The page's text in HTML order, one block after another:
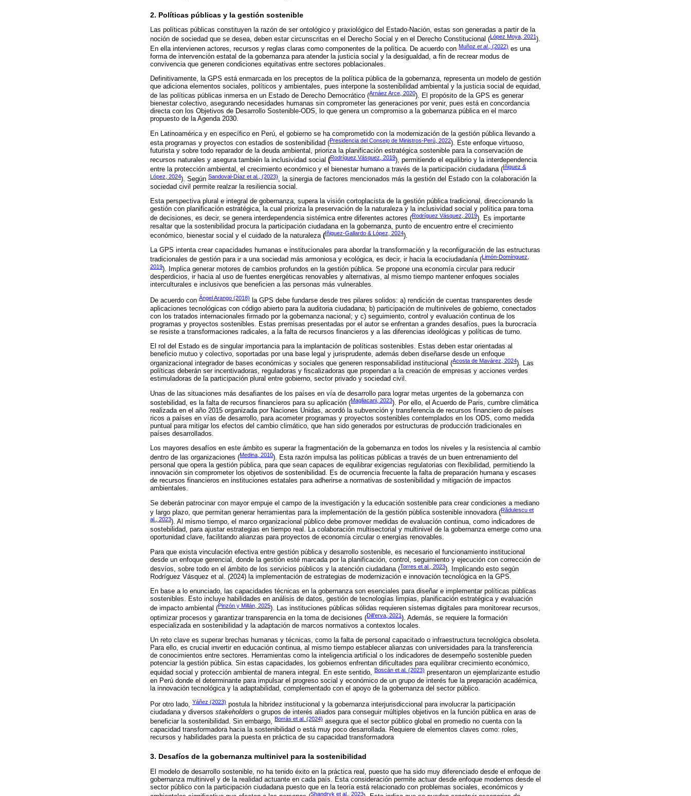
2. Políticas públicas y la gestión sostenible
Las políticas públicas constituyen la razón de ser ontológico y praxiológico del Estado-Nación, estas son generadas a partir de la
noción de sociedad que se desea, deben estar circunscritas en el Derecho Social y en el Derecho Constitucional (López Moya, 2021).
En ella intervienen actores, recursos y reglas claras como componentes de la política. De acuerdo con Muñoz et al., (2022) es una
forma de intervención estatal de la gobernanza para atender la justicia social y la desigualdad, a fin de recrear modus de
convivencia que generen condiciones equitativas entre sectores poblacionales.
Definitivamente, la GPS está enmarcada en los preceptos de la política pública de la gobernanza, representa un modelo de gestión
que adiciona elementos sociales, políticos y ambientales, pues interpone la sostenibilidad ambiental y la justicia social de equidad,
de las políticas públicas inmersa en un Estado de Derecho Democrático (Arnáez Arce, 2020). El propósito de la GPS es generar
bienestar colectivo, asegurando necesidades humanas sin comprometer las generaciones por venir, pues está en concordancia
directa con los Objetivos de Desarrollo Sostenible-ODS, lo que genera un compromiso a la gobernanza pública en el marco
propuesto de la Agenda 2030.
En Latinoamérica y en específico en Perú, el gobierno se ha comprometido con la modernización de la gestión pública llevando a
esta programas y proyectos con estadios de sostenibilidad (Presidencia del Consejo de Ministros-Perú, 2022). Este enfoque virtuoso,
futurista y sobre todo reparador de la deuda ambiental, prioriza la planificación estratégica sostenible para la conservación de
recursos naturales y asegura también la inclusividad social (Rodríguez Vásquez, 2019), permitiendo el equilibrio y la interdependencia
entre la protección ambiental, el crecimiento económico y el bienestar humano a través de la participación ciudadana ( Iñiguez &
López, 2024). Según Sandoval-Díaz et al., (2023), la sinergia de factores mencionados más la gestión del Estado con la colaboración la
sociedad civil permite realzar la resiliencia social.
Esta perspectiva plural e integral de gobernanza, supera la visión cortoplacista de la gestión pública tradicional, direccionando la
gestión con planificación estratégica, la cual prioriza la preservación de la naturaleza y la inclusividad social y política para toma
de decisiones, es decir, se genera interdependencia sistémica entre diferentes actores (Rodríguez Vásquez, 2019). Es importante
resaltar que la sostenibilidad procura la participación ciudadana en la gobernanza, punto de encuentro entre el crecimiento
económico, bienestar social y el cuidado de la naturaleza (Iñiguez-Gallardo & López, 2024).
La GPS intenta crear capacidades humanas e institucionales para abordar la transformación y la reconfiguración de las estructuras
tradicionales de gestión para ir a una sociedad más armoniosa y ecológica, es decir, ir hacia la ecociudadanía ( Limón-Domínguez,
2019). Implica generar motores de cambios profundos en la gestión pública. Se propone una economía circular para reducir
desperdicios, ir hacia al uso de fuentes energéticas renovables y alternativas, al mismo tiempo mantener enfoques sociales
interculturales e inclusivos que beneficien a las personas más vulnerables.
De acuerdo con Ángel Arango (2018)
la GPS debe fundarse desde tres pilares solidos: a) rendición de cuentas transparentes desde
aplicaciones tecnológicas con código abierto para la auditoria ciudadana; b) participación de multiniveles de gobierno, conectados
con los tratados internacionales firmado por la gobernanza nacional; y c) seguimiento, control y evaluación continua de los
programas y proyectos sostenibles. Estas premisas presentadas por el autor se enfrentan a grandes desafíos, pues la burocracia
se resiste a transformaciones radicales, a la falta de recursos financieros y a las diferencias ideológicas y políticas de turno.
El rol del Estado es de singular importancia para la implantación de políticas sostenibles. Estas deben estar orientadas al
beneficio mutuo y colectivo, soportadas por una base legal y jurisprudente, además deben diseñarse desde un enfoque
organizacional integrador de bases económicas y sociales que generen responsabilidad institucional (Acosta de Mavárez, 2024). Las
políticas deberán ser incentivadoras, reguladoras y fiscalizadoras que propendan a la creación de empresas y acciones verdes
estimuladoras de la participación plural entre gobierno, sector privado y sociedad civil.
Unas de las situaciones más desafiantes de los países en vía de desarrollo para lograr metas urgentes de la gobernanza con
sostebilidad, es la falta de recursos financieros para su aplicación (Magliacani, 2023). Por ello, el Acuerdo de Paris, cumbre climática
realizada en el año 2015 organizada por Naciones Unidas, acordó la subvención y transferencia de recursos financiero de países
ricos a países en vías de desarrollo, para acometer programas y proyectos sostenibles contemplados en los ODS, como medida
puntual para mitigar los efectos del cambio climático, que han sido generados por estructuras de producción tradicionales en
países desarrollados.
Los mayores desafíos en este ámbito es superar la fragmentación de la gobernanza en todos los niveles y la resistencia al cambio
dentro de las organizaciones (Medina, 2010). Esta razón impulsa las políticas públicas a través de un buen entrenamiento del
personal que opera la gestión pública, para que sean capaces de equilibrar exigencias regulatorias con flexibilidad, permitiendo la
innovación sin comprometer los objetivos de sostenibilidad. Es de ocurrencia frecuente la falta de preparación humana y escases
de recursos financieros en instituciones estatales para adherirse a normativas de sostenibilidad y mitigación de impactos
ambientales.
Se deberán patrocinar con mayor empuje el campo de la investigación y la educación sostenible para crear condiciones a mediano
y largo plazo, que permitan generar herramientas para la implementación de la gestión pública sostenible innovadora (Rădulescu et
al., 2023). Al mismo tiempo, el marco organizacional público debe promover medidas de evaluación continua, como indicadores de
sostebilidad, para ajustar estrategias en tiempo real. La colaboración multisectorial y multinivel de la gobernanza emerge como una
oportunidad clave, facilitando alianzas para proyectos de economía circular o energías renovables.
Para que exista vinculación efectiva entre gestión pública y desarrollo sostenible, es necesario el funcionamiento institucional
desde un enfoque gerencial, donde la gestión esté marcada por la planificación, control, seguimiento y ejecución con corrección de
desvíos, sobre todo en el ámbito de los servicios públicos y la atención ciudadana (Torres et al., 2023). Implicando esto según
Rodríguez Vásquez et al. (2024) la implementación de estrategias de modernización e innovación tecnológica en la GPS.
En base a lo enunciado, las capacidades técnicas en la gobernanza son esenciales para diseñar e implementar políticas públicas
sostenibles. Esto incluye habilidades en análisis de datos, gestión de tecnologías limpias, planificación estratégica y evaluación
de impacto ambiental (Pinzón y Millán, 2025). Las instituciones públicas sólidas requieren sistemas digitales para monitorear recursos,
optimizar procesos y garantizar transparencia en la toma de decisiones (Dill’erva, 2021). Además, se requiere la formación
especializada en sostenibilidad y la adaptación de marcos normativos a contextos locales.
Un reto clave es superar brechas humanas y técnicas, como la falta de personal capacitado o infraestructura tecnológica obsoleta.
Para ello, es crucial invertir en educación continua, al mismo tiempo establecer alianzas con universidades para la transferencia
de conocimientos entre sectores. Herramientas como la inteligencia artificial o los indicadores de desempeño sostenible pueden
potenciar la gestión pública. Sin estas capacidades, los gobiernos enfrentan dificultades para equilibrar crecimiento económico,
equidad social y protección ambiental de manera integral. En este sentido, Boscán et al. (2023) presentaron un ejemplarizante estudio
en Perú donde el determinante para impulsar el progreso social y económico de un grupo de interés fue la preparación académica,
la innovación tecnológica y la adaptabilidad, complementado con el apoyo de la gobernanza del sector público.
Por otro lado, Yáñez (2023) postula la hibridez institucional y la gobernanza interjurisdiccional para involucrar la participación
ciudadana y diversos stakeholders o grupos de interés aliados para conseguir múltiples objetivos en la función pública en aras de
beneficiar la sostenibilidad. Sin embargo, Borrás et al. (2024) asegura que el sector público global en promedio no cuenta con la
capacidad transformadora hacia la sostenibilidad o está muy poco desarrollada. Requiere de elementos claves como: roles,
recursos y habilidades para la puesta en práctica de su capacidad transformadora
3. Desafíos de la gobernanza multinivel para la sostenibilidad
El modelo de desarrollo sostenible, no ha tenido éxito en la práctica real, puesto que ha sido muy diferenciado desde el enfoque de
gobernanza multinivel y de la realidad actuante en cada país. Esta consideración permite actuar desde enfoque modernos desde el
sector público con la participación ciudadana puesto que en la teoría está relacionado con problemas sociales, económicos y
Shandryk et al., 2023